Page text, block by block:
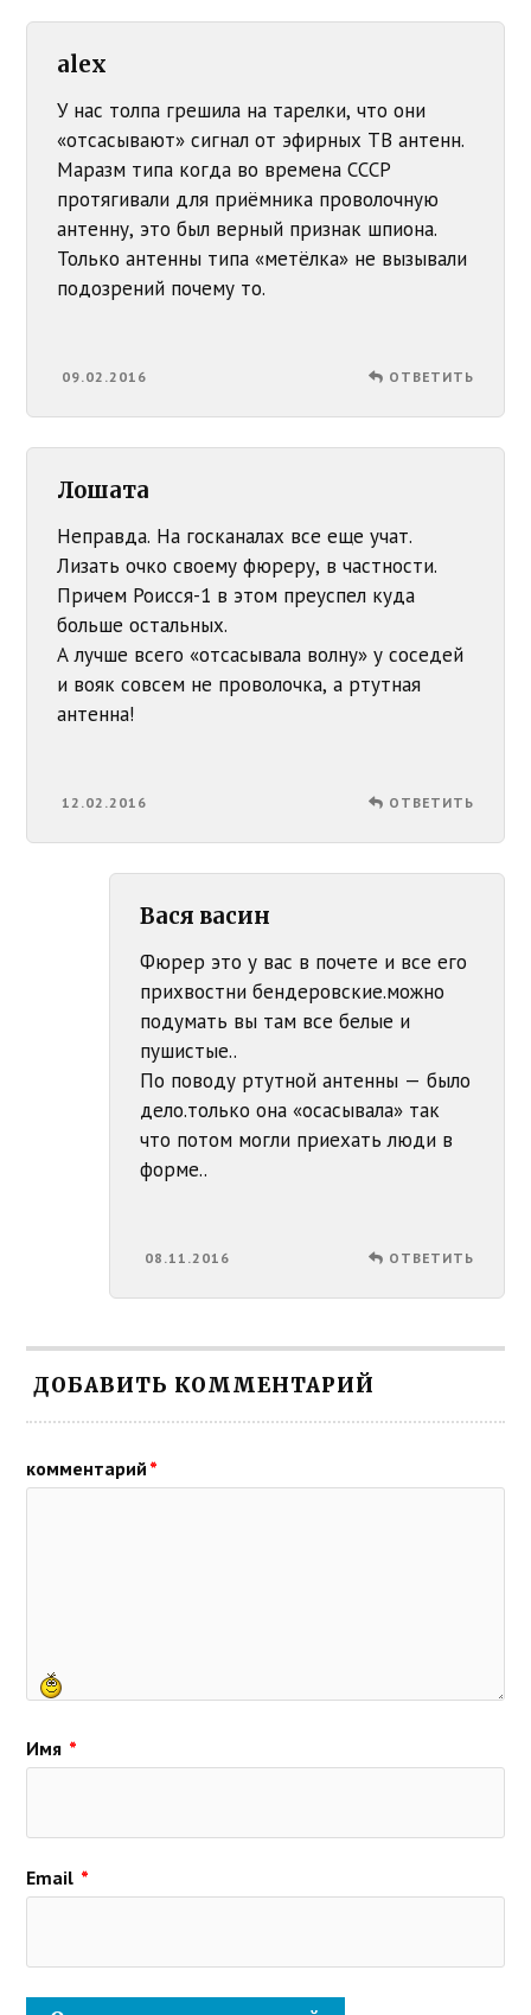
alex
У нас толпа грешила на тарелки, что они
«отсасывают» сигнал от эфирных ТВ антенн.
Маразм типа когда во времена СССР
протягивали для приёмника проволочную
антенну, это был верный признак шпиона.
Только антенны типа «метёлка» не вызывали
подозрений почему то.
09.02.2016 ОТВЕТИТЬ
Лошата
Неправда. На госканалах все еще учат.
Лизать очко своему фюреру, в частности.
Причем Роисся-1 в этом преуспел куда
больше остальных.
А лучше всего «отсасывала волну» у соседей
и вояк совсем не проволочка, а ртутная
антенна!
12.02.2016 ОТВЕТИТЬ
Вася васин
Фюрер это у вас в почете и все его
прихвостни бендеровские.можно
подумать вы там все белые и
пушистые..
По поводу ртутной антенны — было
дело.только она «осасывала» так
что потом могли приехать люди в
форме..
08.11.2016 ОТВЕТИТЬ
ДОБАВИТЬ КОММЕНТАРИЙ
комментарий *
Имя *
Email *